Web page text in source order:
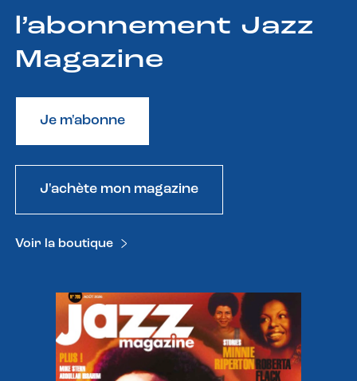
l’abonnement Jazz
Magazine
Je m'abonne
J'achète mon magazine
Voir la boutique